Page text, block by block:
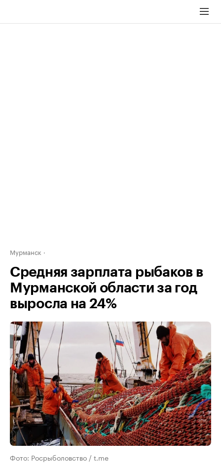
Мурманск
Средняя зарплата рыбаков в
Мурманской области за год
выросла на 24%
Фото: Росрыболовство / t.me